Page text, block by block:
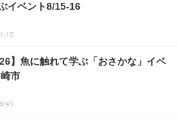
イベント8/15-16
】魚に触れて学ぶ「おさかな」イベ
市